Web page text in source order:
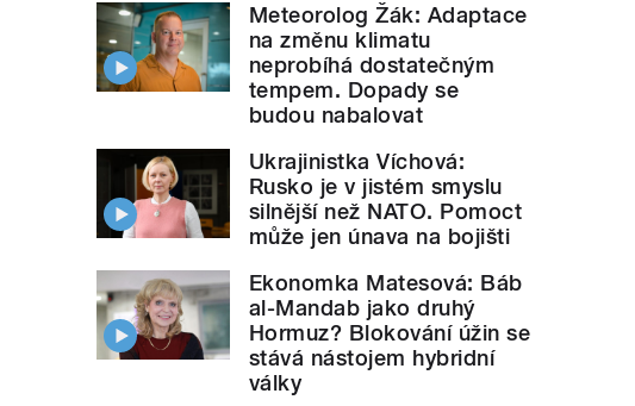
Meteorolog Žák: Adaptace
na změnu klimatu
neprobíhá dostatečným
tempem. Dopady se
budou nabalovat
Ukrajinistka Víchová:
Rusko je v jistém smyslu
silnější než NATO. Pomoct
může jen únava na bojišti
Ekonomka Matesová: Báb
al-Mandab jako druhý
Hormuz? Blokování úžin se
stává nástojem hybridní
války